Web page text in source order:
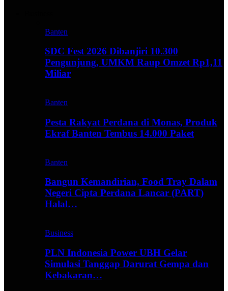
Banten
SDC Fest 2026 Dibanjiri 10.300
Pengunjung, UMKM Raup Omzet Rp1,11
Miliar
Banten
Pesta Rakyat Perdana di Monas, Produk
Ekraf Banten Tembus 14.000 Paket
Banten
Bangun Kemandirian, Food Tray Dalam
Negeri Cipta Perdana Lancar (PART)
Halal…
Business
PLN Indonesia Power UBH Gelar
Simulasi Tanggap Darurat Gempa dan
Kebakaran…